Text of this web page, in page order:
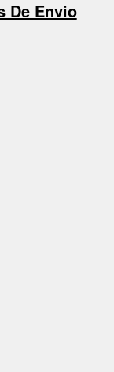
De Envio